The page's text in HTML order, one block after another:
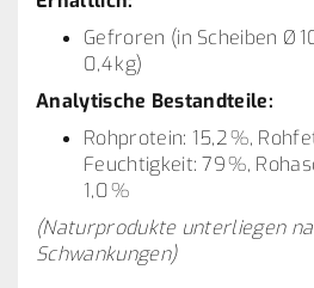
Gefroren (in Scheiben Ø
0,4 kg)
Analytische Bestandteile:
Rohprotein: 15,2 %,
Feuchtigkeit: 79 %,
1,0 %
(Naturprodukte unterliegen
Schwankungen)